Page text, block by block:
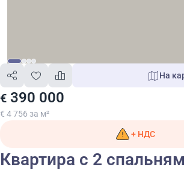
€ 390 000
€ 4 756 за м²
На
+ НДС
Квартира с 2